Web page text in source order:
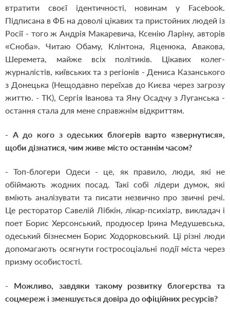
втратити своєї ідентичності, новинам у Facebook.
Підписана в ФБ на доволі цікавих та пристойних людей із
Росії - того ж Андрія Макаревича, Ксенію Ларіну, авторів
«Сноба». Читаю Обаму, Клінтона, Яценюка, Авакова,
Шеремета, майже всіх політиків. Цікавих колег-
журналістів, київських та з регіонів - Дениса Казанського
з Донецька (Нещодавно переїхав до Києва через загрозу
життю. - ТК), Сергія Іванова та Яну Осадчу з Луганська -
остання стала для мене справжнім відкриттям.
- А до кого з одеських блогерів варто «звернутися»,
щоби дізнатися, чим живе місто останнім часом?
- Топ-блогери Одеси - це, як правило, люди, які не
обіймають жодних посад. Такі собі лідери думок, які
вміють аналізувати та писати незвично про звичні речі.
Це ресторатор Савелій Лібкін, лікар-психіатр, викладач і
поет Борис Херсонський, продюсер Ірина Медушевська,
одеський бізнесмен Борис Ходорковський. Ці різні люди
допомагають осягнути гостросоціальні події міста через
призму особистості.
- Можливо, завдяки такому розвитку блогерства та
соцмереж і зменшується довіра до офіційних ресурсів?